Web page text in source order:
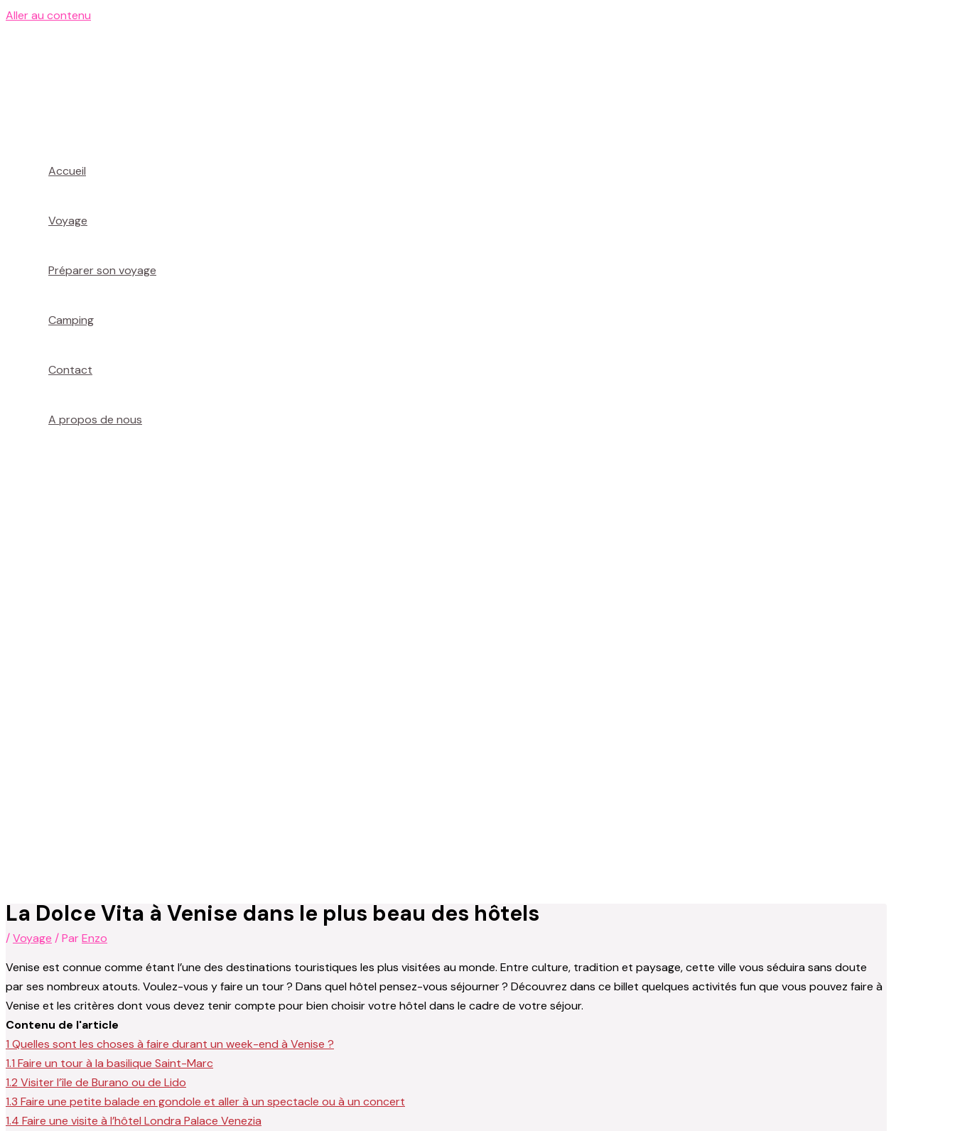
Aller au contenu
Accueil
Voyage
Préparer son voyage
Camping
Contact
A propos de nous
La Dolce Vita à Venise dans le plus beau des hôtels
/Voyage / ParEnzo
Venise est connue comme étant l’une des destinations touristiques les plus visitées au monde. Entre culture, tradition et paysage, cette ville vous séduira sans doute
par ses nombreux atouts. Voulez-vous y faire un tour ? Dans quel hôtel pensez-vous séjourner ? Découvrez dans ce billet quelques activités fun que vous pouvez faire à
Venise et les critères dont vous devez tenir compte pour bien choisir votre hôtel dans le cadre de votre séjour.
Contenu de l'article
1 Quelles sont les choses à faire durant un week-end à Venise ?
1.1 Faire un tour à la basilique Saint-Marc
1.2 Visiter l’île de Burano ou de Lido
1.3 Faire une petite balade en gondole et aller à un spectacle ou à un concert
1.4 Faire une visite à l’hôtel Londra Palace Venezia